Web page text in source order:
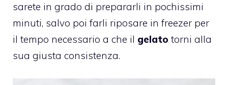
sarete in grado di prepararli in pochissimi
minuti, salvo poi farli riposare in freezer per
il tempo necessario a che il gelato torni alla
sua giusta consistenza.